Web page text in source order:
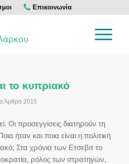
Επικοινωνία
το κυπριακό
Άρθρα 2015
Οι προσεγγίσεις διατηρούν τη
ήταν και ποια είναι η πολιτική
Στα χρόνια των Ετσεβιτ το
ρόλος των στρατηγών,